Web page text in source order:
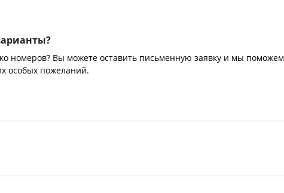
номеров? Вы можете оставить письменную заявку и мы поможем
особых пожеланий.